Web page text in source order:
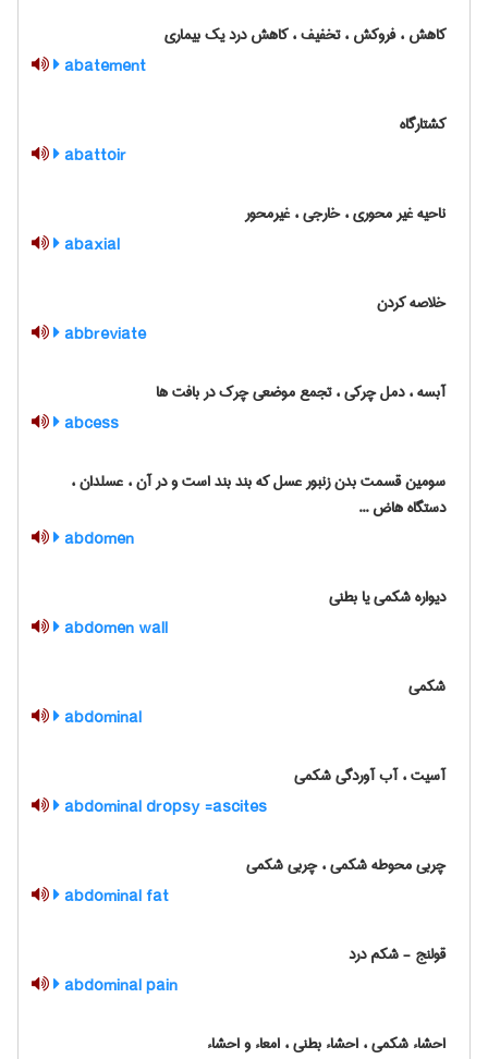
کاهش ، فروکش ، تخفیف ، کاهش درد یک بیماری
abatement
کشتارگاه
abattoir
ناحیه غیر محوری ، خارجی ، غیرمحور
abaxial
خلاصه کردن
abbreviate
آبسه ، دمل چرکی ، تجمع موضعی چرک در بافت ها
abcess
سومین قسمت بدن زنبور عسل که بند بند است و در آن ، عسلدان ،
دستگاه هاض ...
abdomen
دیواره شکمی یا بطنی
abdomen wall
شکمی
abdominal
آسیت ، آب آوردگی شکمی
abdominal dropsy =ascites
چربی محوطه شکمی ، چربی شکمی
abdominal fat
قولنج‎ - شکم درد
abdominal pain
احشاء شکمی ، احشاء بطنی ، امعاء و احشاء